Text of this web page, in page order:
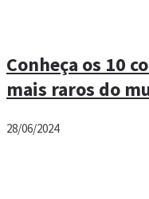
Conheça os 10
mais raros do
28/06/2024